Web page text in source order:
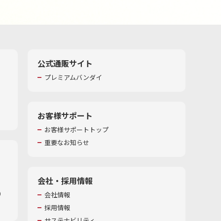
公式通販サイト
プレミアムバンダイ
お客様サポート
お客様サポートトップ
重要なお知らせ
会社・採用情報
会社情報
採用情報